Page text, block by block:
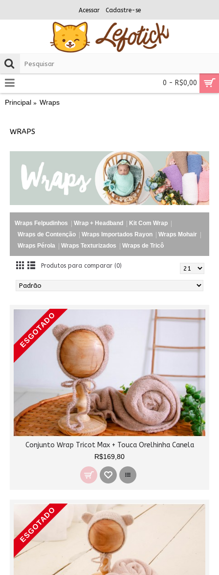
Acessar Cadastre-se
0 - R$0,00
Principal Wraps
WRAPS
Wraps Felpudinhos Wrap + Headband
Kit Com Wrap
Wraps de Contenção
Wraps Importados Rayon
Wraps Mohair
Wraps Pérola
Wraps Texturizados Wraps de Tricô
Produtos para comparar (0)
ESGOTADO
Conjunto Wrap Tricot Max + Touca Orelhinha Canela
R$169,80
ESGOTADO